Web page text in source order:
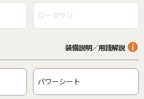
ローダウン
装備説明／用語解説
パワーシート